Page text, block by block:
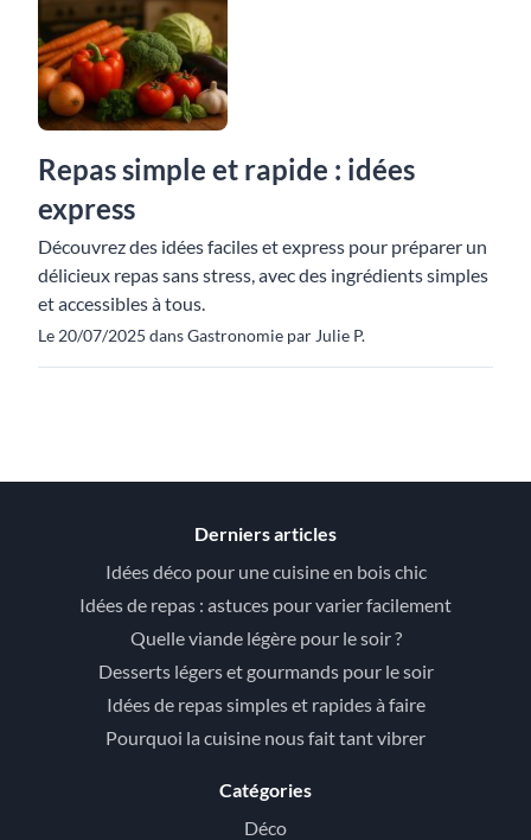
Repas simple et rapide : idées
express
Découvrez des idées faciles et express pour préparer un
délicieux repas sans stress, avec des ingrédients simples
et accessibles à tous.
Le 20/07/2025 dans Gastronomie par Julie P.
Derniers articles
Idées déco pour une cuisine en bois chic
Idées de repas : astuces pour varier facilement
Quelle viande légère pour le soir ?
Desserts légers et gourmands pour le soir
Idées de repas simples et rapides à faire
Pourquoi la cuisine nous fait tant vibrer
Catégories
Déco